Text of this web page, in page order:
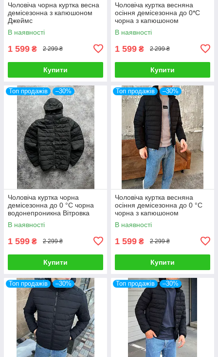
Чоловіча чорна куртка весна
демісезонна з капюшоном
Джеймс
В наявності
1 599 ₴ 2 299 ₴
Купити
Чоловіча куртка весняна
осіння демісезонна до 0*C
чорна з капюшоном
водонепроникна
В наявності
1 599 ₴ 2 299 ₴
Купити
Топ продажів –30%
Чоловіча куртка чорна
демісезонна до 0 °C чорна
водонепроникна Вітровка
осіння з капюшоном
В наявності
1 599 ₴ 2 299 ₴
Купити
Топ продажів –30%
Чоловіча куртка весняна
осіння демісезонна до 0 °C
чорна з капюшоном
водонепроникна
В наявності
1 599 ₴ 2 299 ₴
Купити
Топ продажів –30% Топ продажів –30%